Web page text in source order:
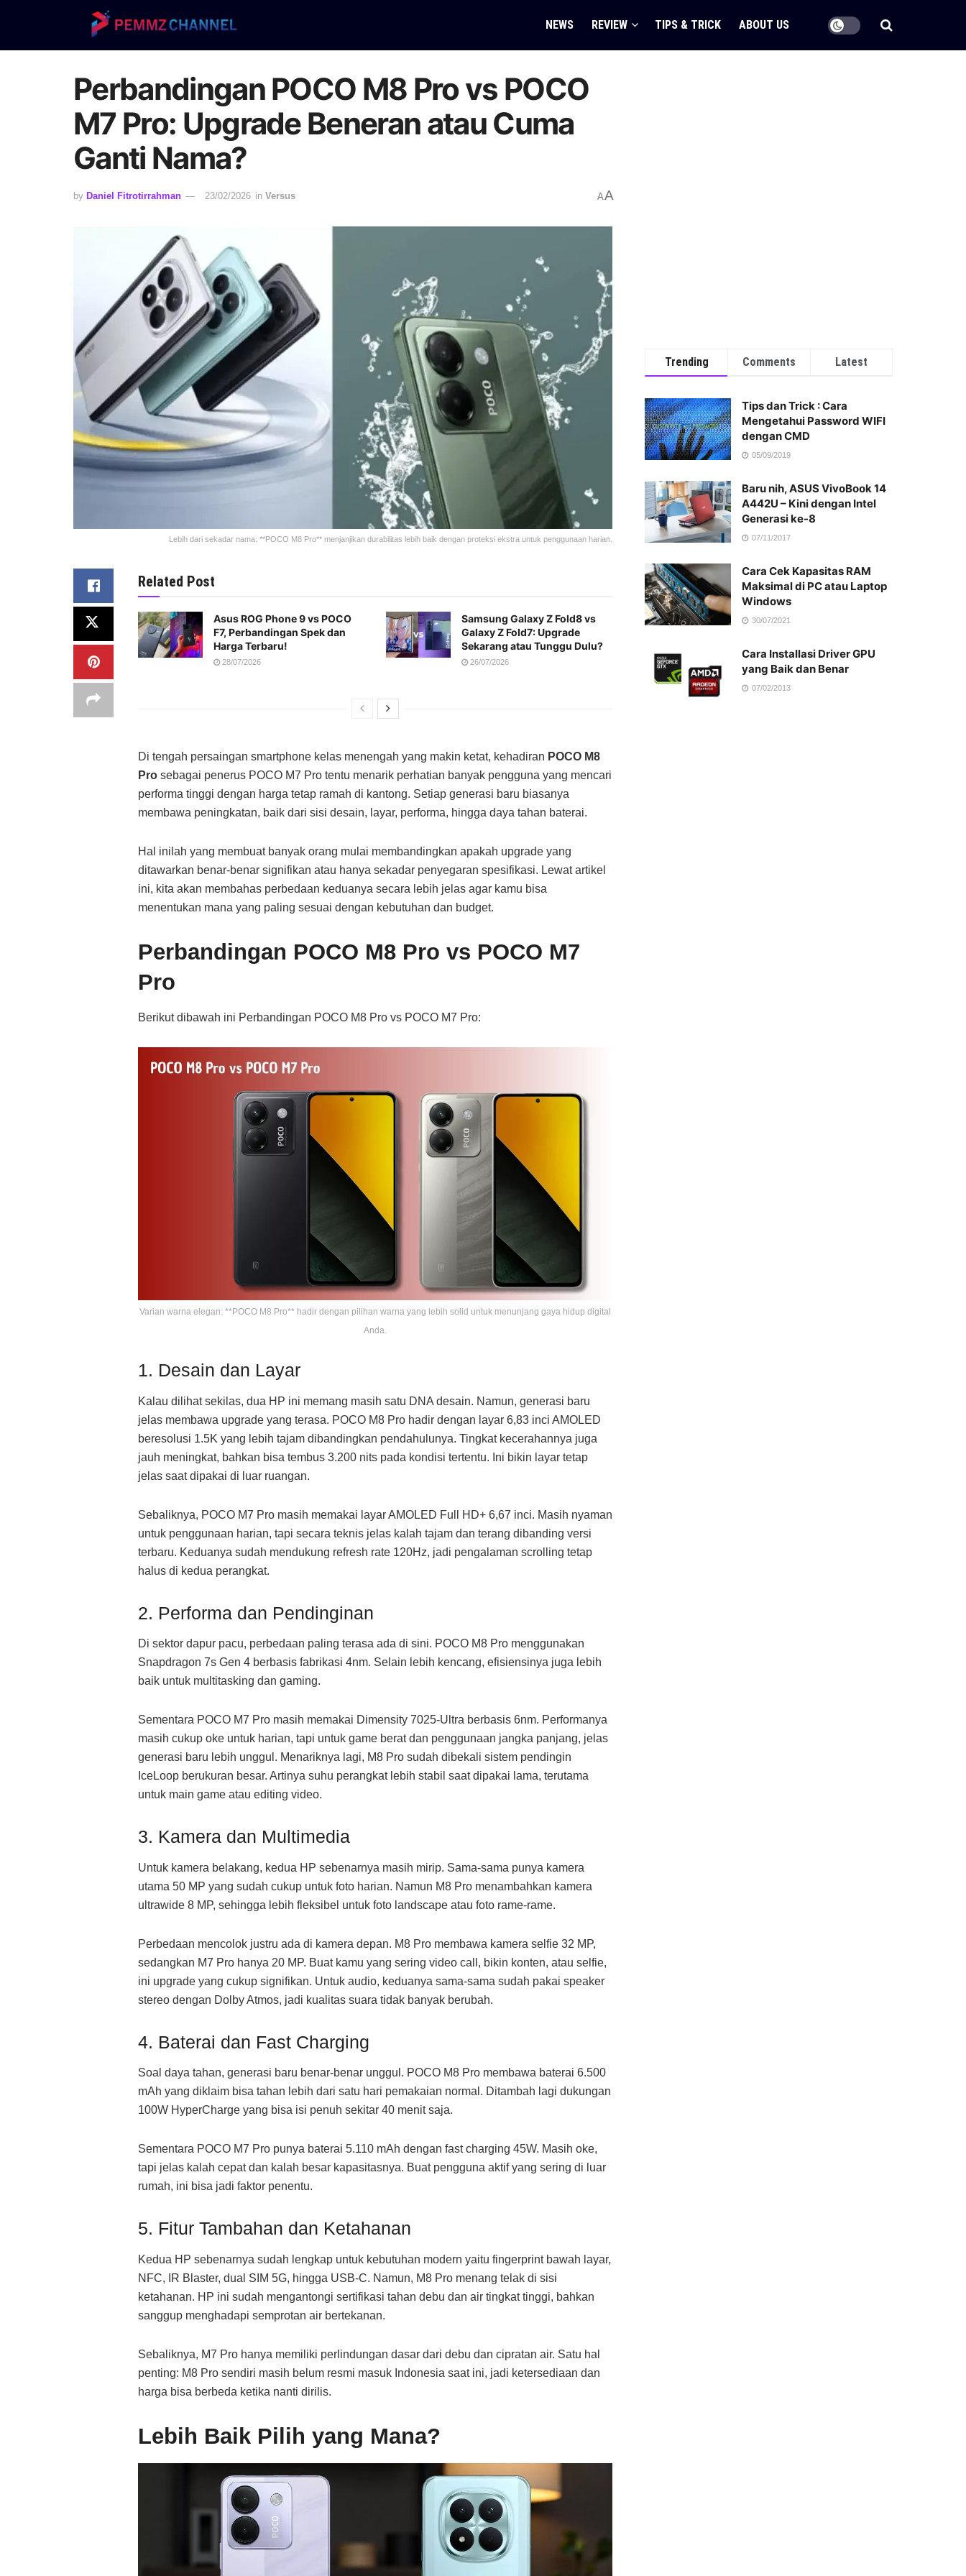
NEWS REVIEW TIPS & TRICK ABOUT US
Perbandingan POCO M8 Pro vs POCO
M7 Pro: Upgrade Beneran atau Cuma
Ganti Nama?
by Daniel Fitrotirrahman 23/02/2026 in Versus AA
Lebih dari sekadar nama: **POCO M8 Pro** menjanjikan durabilitas lebih baik dengan proteksi ekstra untuk penggunaan harian.
Related Post
Asus ROG Phone 9 vs POCO
F7, Perbandingan Spek dan
Harga Terbaru!
28/07/2026
Samsung Galaxy Z Fold8 vs
Galaxy Z Fold7: Upgrade
Sekarang atau Tunggu Dulu?
26/07/2026
Di tengah persaingan smartphone kelas menengah yang makin ketat, kehadiran POCO M8
Pro sebagai penerus POCO M7 Pro tentu menarik perhatian banyak pengguna yang mencari
performa tinggi dengan harga tetap ramah di kantong. Setiap generasi baru biasanya
membawa peningkatan, baik dari sisi desain, layar, performa, hingga daya tahan baterai.
Hal inilah yang membuat banyak orang mulai membandingkan apakah upgrade yang
ditawarkan benar-benar signifikan atau hanya sekadar penyegaran spesifikasi. Lewat artikel
ini, kita akan membahas perbedaan keduanya secara lebih jelas agar kamu bisa
menentukan mana yang paling sesuai dengan kebutuhan dan budget.
Perbandingan POCO M8 Pro vs POCO M7
Pro
Berikut dibawah ini Perbandingan POCO M8 Pro vs POCO M7 Pro:
Varian warna elegan: **POCO M8 Pro** hadir dengan pilihan warna yang lebih solid untuk menunjang gaya hidup digital
Anda.
1. Desain dan Layar
Kalau dilihat sekilas, dua HP ini memang masih satu DNA desain. Namun, generasi baru
jelas membawa upgrade yang terasa. POCO M8 Pro hadir dengan layar 6,83 inci AMOLED
beresolusi 1.5K yang lebih tajam dibandingkan pendahulunya. Tingkat kecerahannya juga
jauh meningkat, bahkan bisa tembus 3.200 nits pada kondisi tertentu. Ini bikin layar tetap
jelas saat dipakai di luar ruangan.
Sebaliknya, POCO M7 Pro masih memakai layar AMOLED Full HD+ 6,67 inci. Masih nyaman
untuk penggunaan harian, tapi secara teknis jelas kalah tajam dan terang dibanding versi
terbaru. Keduanya sudah mendukung refresh rate 120Hz, jadi pengalaman scrolling tetap
halus di kedua perangkat.
2. Performa dan Pendinginan
Di sektor dapur pacu, perbedaan paling terasa ada di sini. POCO M8 Pro menggunakan
Snapdragon 7s Gen 4 berbasis fabrikasi 4nm. Selain lebih kencang, efisiensinya juga lebih
baik untuk multitasking dan gaming.
Sementara POCO M7 Pro masih memakai Dimensity 7025-Ultra berbasis 6nm. Performanya
masih cukup oke untuk harian, tapi untuk game berat dan penggunaan jangka panjang, jelas
generasi baru lebih unggul. Menariknya lagi, M8 Pro sudah dibekali sistem pendingin
IceLoop berukuran besar. Artinya suhu perangkat lebih stabil saat dipakai lama, terutama
untuk main game atau editing video.
3. Kamera dan Multimedia
Untuk kamera belakang, kedua HP sebenarnya masih mirip. Sama-sama punya kamera
utama 50 MP yang sudah cukup untuk foto harian. Namun M8 Pro menambahkan kamera
ultrawide 8 MP, sehingga lebih fleksibel untuk foto landscape atau foto rame-rame.
Perbedaan mencolok justru ada di kamera depan. M8 Pro membawa kamera selfie 32 MP,
sedangkan M7 Pro hanya 20 MP. Buat kamu yang sering video call, bikin konten, atau selfie,
ini upgrade yang cukup signifikan. Untuk audio, keduanya sama-sama sudah pakai speaker
stereo dengan Dolby Atmos, jadi kualitas suara tidak banyak berubah.
4. Baterai dan Fast Charging
Soal daya tahan, generasi baru benar-benar unggul. POCO M8 Pro membawa baterai 6.500
mAh yang diklaim bisa tahan lebih dari satu hari pemakaian normal. Ditambah lagi dukungan
100W HyperCharge yang bisa isi penuh sekitar 40 menit saja.
Sementara POCO M7 Pro punya baterai 5.110 mAh dengan fast charging 45W. Masih oke,
tapi jelas kalah cepat dan kalah besar kapasitasnya. Buat pengguna aktif yang sering di luar
rumah, ini bisa jadi faktor penentu.
5. Fitur Tambahan dan Ketahanan
Kedua HP sebenarnya sudah lengkap untuk kebutuhan modern yaitu fingerprint bawah layar,
NFC, IR Blaster, dual SIM 5G, hingga USB-C. Namun, M8 Pro menang telak di sisi
ketahanan. HP ini sudah mengantongi sertifikasi tahan debu dan air tingkat tinggi, bahkan
sanggup menghadapi semprotan air bertekanan.
Sebaliknya, M7 Pro hanya memiliki perlindungan dasar dari debu dan cipratan air. Satu hal
penting: M8 Pro sendiri masih belum resmi masuk Indonesia saat ini, jadi ketersediaan dan
harga bisa berbeda ketika nanti dirilis.
Lebih Baik Pilih yang Mana?
Trending Comments Latest
Tips dan Trick : Cara
Mengetahui Password WIFI
dengan CMD
05/09/2019
Baru nih, ASUS VivoBook 14
A442U – Kini dengan Intel
Generasi ke-8
07/11/2017
Cara Cek Kapasitas RAM
Maksimal di PC atau Laptop
Windows
30/07/2021
Cara Installasi Driver GPU
yang Baik dan Benar
07/02/2013